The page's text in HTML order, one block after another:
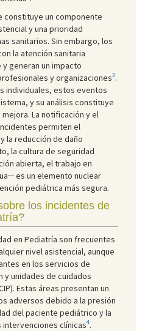
constituye un componente
y una prioridad
sanitarios. Sin embargo, los
la atención sanitaria
generan un impacto
y organizaciones3.
individuales, estos eventos
y su análisis constituye
La notificación y el
permiten el
la reducción de daño
la cultura de seguridad
abierta, el trabajo en
es un elemento nuclear
pediátrica más segura.
los incidentes de
en Pediatría son frecuentes
nivel asistencial, aunque
en los servicios de
y unidades de cuidados
Estas áreas presentan un
adversos debido a la presión
del paciente pediátrico y la
clínicas4.